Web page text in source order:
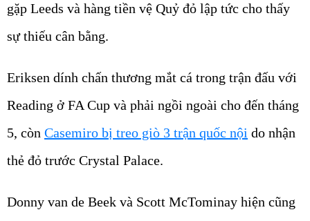
gặp Leeds và hàng tiền vệ Quỷ đỏ lập tức cho thấy
sự thiếu cân bằng.
Eriksen dính chấn thương mắt cá trong trận đấu với
Reading ở FA Cup và phải ngồi ngoài cho đến tháng
5, còn Casemiro bị treo giò 3 trận quốc nội do nhận
thẻ đỏ trước Crystal Palace.
Donny van de Beek và Scott McTominay hiện cũng